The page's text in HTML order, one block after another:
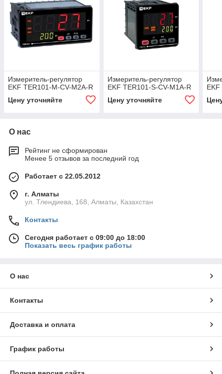
Измеритель-регулятор
EKF TER101-M-CV-M2A-R
Цену уточняйте
Измеритель-регулятор
EKF TER101-S-CV-M1A-R
Цену уточняйте
О нас
Рейтинг не сформирован
Менее 5 отзывов за последний год
Работает с 22.05.2012
г. Алматы
ул. Тлендиева, 168, Алматы, Казахстан
Контакты
Сегодня работает с 09:00 до 18:00
Показать весь график работы
О нас
Контакты
Доставка и оплата
График работы